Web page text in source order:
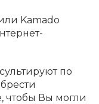
Kamado
по
чтобы Вы могли